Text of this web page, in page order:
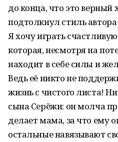
до конца, что это верный
подтолкнул стиль
Я хочу играть
которая, несмотря на
находит в себе силы и
Ведь её никто не
жизнь с чистого листа!
сына Серёжи: он молча
делает мама, за что ему
остальные навязывают